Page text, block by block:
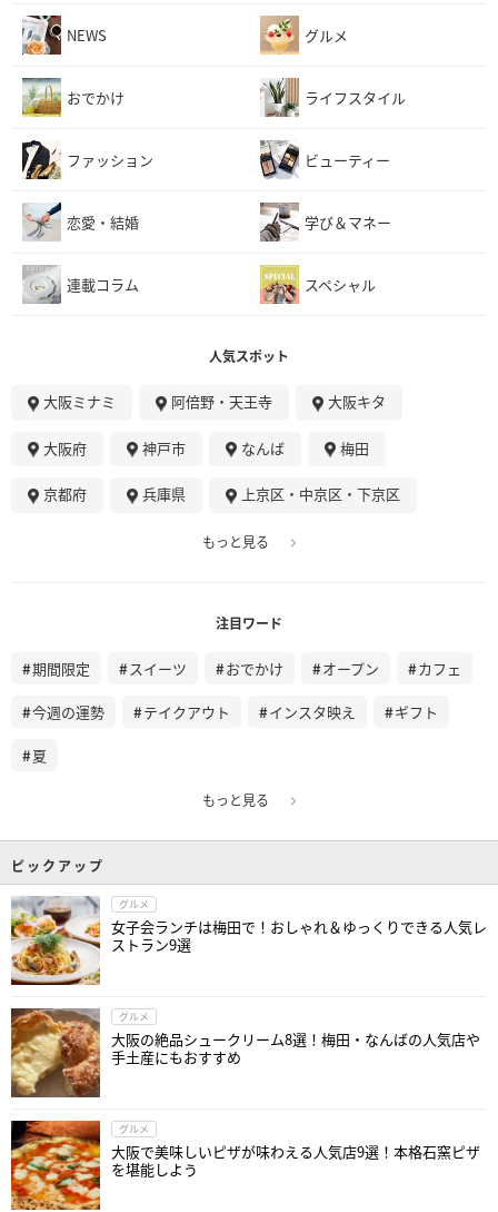
NEWS グルメ
おでかけ ライフスタイル
ファッション ビューティー
恋愛・結婚 学び＆マネー
連載コラム スペシャル
人気スポット
大阪ミナミ 阿倍野・天王寺 大阪キタ
大阪府 神戸市 なんば 梅田
京都府 兵庫県 上京区・中京区・下京区
もっと見る
注目ワード
期間限定 スイーツ おでかけ オープン カフェ
今週の運勢 テイクアウト インスタ映え ギフト
夏
もっと見る
ピックアップ
グルメ
女子会ランチは梅田で！おしゃれ＆ゆっくりできる人気レ
ストラン9選
グルメ
大阪の絶品シュークリーム8選！梅田・なんばの人気店や
手土産にもおすすめ
グルメ
大阪で美味しいピザが味わえる人気店9選！本格石窯ピザ
を堪能しよう